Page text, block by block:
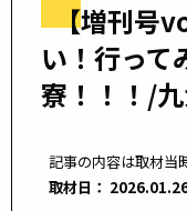
【増刊号
い！行って
寮！！！/
記事の内容は取材当
取材日：